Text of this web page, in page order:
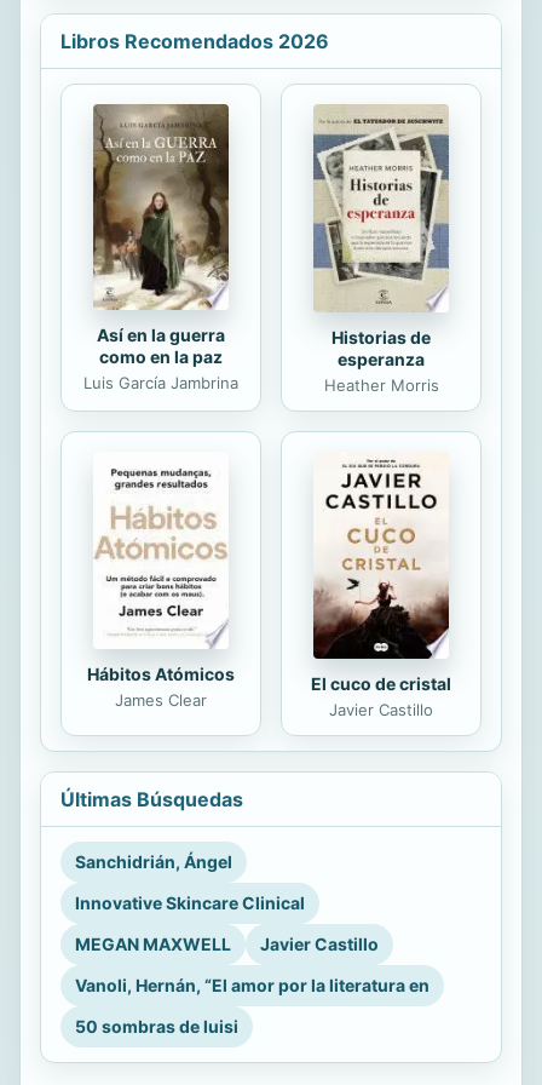
guía de lectura con propuestas de
trabajo de esos y otros textos de
Poe.
Libros Recomendados 2026
Así en la guerra
como en la paz
Luis García Jambrina
Historias de
esperanza
Heather Morris
Hábitos Atómicos
James Clear
El cuco de cristal
Javier Castillo
Últimas Búsquedas
Sanchidrián, Ángel
Innovative Skincare Clinical
MEGAN MAXWELL
Javier Castillo
Vanoli, Hernán, “El amor por la literatura en
50 sombras de luisi